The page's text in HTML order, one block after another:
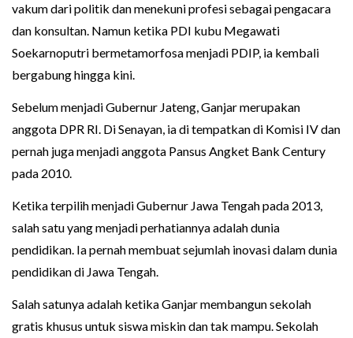
vakum dari politik dan menekuni profesi sebagai pengacara
dan konsultan. Namun ketika PDI kubu Megawati
Soekarnoputri bermetamorfosa menjadi PDIP, ia kembali
bergabung hingga kini.
Sebelum menjadi Gubernur Jateng, Ganjar merupakan
anggota DPR RI. Di Senayan, ia di tempatkan di Komisi IV dan
pernah juga menjadi anggota Pansus Angket Bank Century
pada 2010.
Ketika terpilih menjadi Gubernur Jawa Tengah pada 2013,
salah satu yang menjadi perhatiannya adalah dunia
pendidikan. Ia pernah membuat sejumlah inovasi dalam dunia
pendidikan di Jawa Tengah.
Salah satunya adalah ketika Ganjar membangun sekolah
gratis khusus untuk siswa miskin dan tak mampu. Sekolah